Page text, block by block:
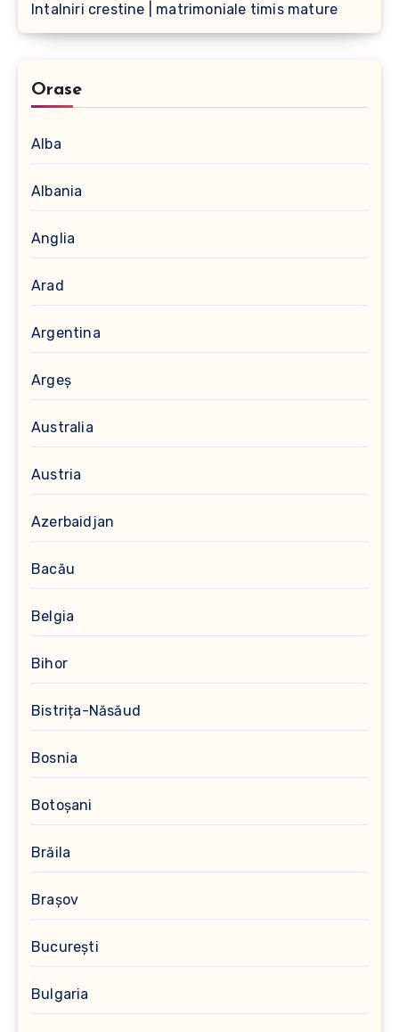
Intalniri crestine | matrimoniale timis mature
Orase
Alba
Albania
Anglia
Arad
Argentina
Argeș
Australia
Austria
Azerbaidjan
Bacău
Belgia
Bihor
Bistrița-Năsăud
Bosnia
Botoșani
Brăila
Brașov
București
Bulgaria